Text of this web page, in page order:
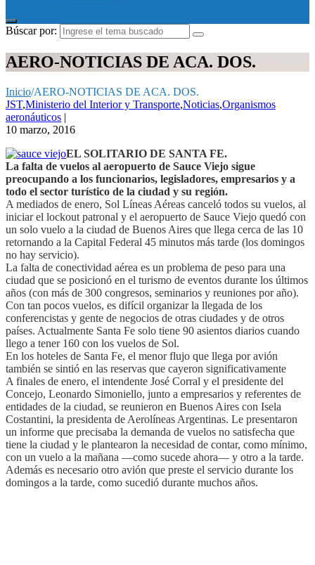
Búscar por:
AERO-NOTICIAS DE ACA. DOS.
Inicio/AERO-NOTICIAS DE ACA. DOS.
JST,Ministerio del Interior y Transporte,Noticias,Organismos
aeronáuticos |
10 marzo, 2016
EL SOLITARIO DE SANTA FE.
La falta de vuelos al aeropuerto de Sauce Viejo sigue
preocupando a los funcionarios, legisladores, empresarios y a
todo el sector turístico de la ciudad y su región.
A mediados de enero, Sol Líneas Aéreas canceló todos su vuelos, al
iniciar el lockout patronal y el aeropuerto de Sauce Viejo quedó con
un solo vuelo a la ciudad de Buenos Aires que llega cerca de las 10
retornando a la Capital Federal 45 minutos más tarde (los domingos
no hay servicio).
La falta de conectividad aérea es un problema de peso para una
ciudad que se posicionó en el turismo de eventos durante los últimos
años (con más de 300 congresos, seminarios y reuniones por año).
Con tan pocos vuelos, es difícil organizar la llegada de los
conferencistas y gente de negocios de otras ciudades y de otros
países. Actualmente Santa Fe solo tiene 90 asientos diarios cuando
llego a tener 160 con los vuelos de Sol.
En los hoteles de Santa Fe, el menor flujo que llega por avión
también se sintió en las reservas que cayeron significativamente
A finales de enero, el intendente José Corral y el presidente del
Concejo, Leonardo Simoniello, junto a empresarios y referentes de
entidades de la ciudad, se reunieron en Buenos Aires con Isela
Costantini, la presidenta de Aerolíneas Argentinas. Le presentaron
un informe que precisaba la demanda de vuelos no satisfecha que
tiene la ciudad y le plantearon la necesidad de contar, como mínimo,
con un vuelo a la mañana —como sucede ahora— y otro a la tarde.
Además es necesario otro avión que preste el servicio durante los
domingos a la tarde, como sucedió durante muchos años.